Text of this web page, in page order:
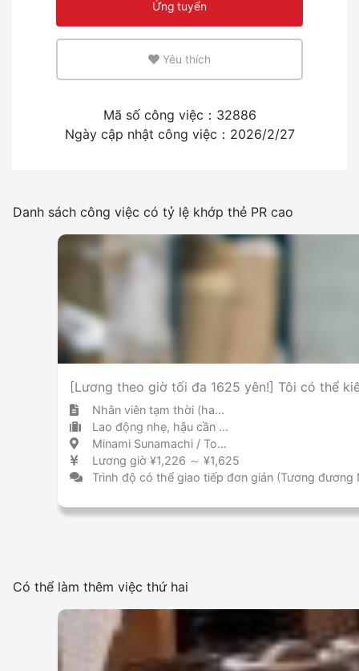
Môi trường sử dụng tiếng anh hoặc tiếng mẹ đẻ
Kinh nghiệm tuyển dụng người nước ngoài
Tần suất sử dụng tiếng nhật
Cấm hút thuốc lá trong phòng
Ứng tuyển
Yêu thích
Mã số công việc：32886
Ngày cập nhật công việc：2026/2/27
Danh sách công việc có tỷ lệ khớp thẻ PR cao
[Lương theo giờ tối đa 1625 yên!] Tôi có thể
Nhân viên tạm thời (hakken)
Lao động nhẹ, hậu cần và tài xế kho hàng / trung tâm giao hàng
Minami Sunamachi / Tokyo 南砂町 / 東京都
Lương giờ ¥1,226 ～ ¥1,625
Trình độ có thể giao tiếp đơn giản (Tương đương
Có thể làm thêm việc thứ hai